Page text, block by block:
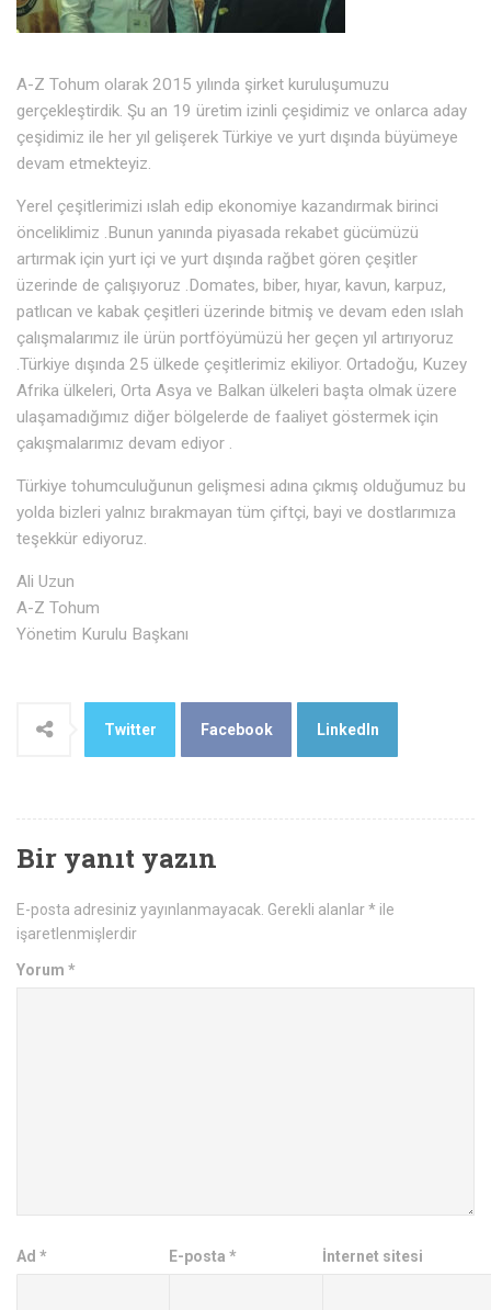
A-Z Tohum olarak 2015 yılında şirket kuruluşumuzu
gerçekleştirdik. Şu an 19 üretim izinli çeşidimiz ve onlarca aday
çeşidimiz ile her yıl gelişerek Türkiye ve yurt dışında büyümeye
devam etmekteyiz.
Yerel çeşitlerimizi ıslah edip ekonomiye kazandırmak birinci
önceliklimiz .Bunun yanında piyasada rekabet gücümüzü
artırmak için yurt içi ve yurt dışında rağbet gören çeşitler
üzerinde de çalışıyoruz .Domates, biber, hıyar, kavun, karpuz,
patlıcan ve kabak çeşitleri üzerinde bitmiş ve devam eden ıslah
çalışmalarımız ile ürün portföyümüzü her geçen yıl artırıyoruz
.Türkiye dışında 25 ülkede çeşitlerimiz ekiliyor. Ortadoğu, Kuzey
Afrika ülkeleri, Orta Asya ve Balkan ülkeleri başta olmak üzere
ulaşamadığımız diğer bölgelerde de faaliyet göstermek için
çakışmalarımız devam ediyor .
Türkiye tohumculuğunun gelişmesi adına çıkmış olduğumuz bu
yolda bizleri yalnız bırakmayan tüm çiftçi, bayi ve dostlarımıza
teşekkür ediyoruz.
Ali Uzun
A-Z Tohum
Yönetim Kurulu Başkanı
Twitter Facebook LinkedIn
Bir yanıt yazın
E-posta adresiniz yayınlanmayacak. Gerekli alanlar* ile
işaretlenmişlerdir
Yorum *
Ad * E-posta* İnternet sitesi